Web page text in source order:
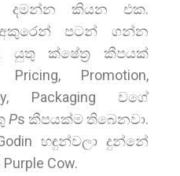
දමන්න කියන එක.
පටන් ගන්න
යුතු ක්ෂේත්‍ර කීපයක්
Promotion,
Packaging වගේ
Ps කීපයක්ම තිබෙනවා.
හඳුන්වලා දුන්නේ
Cow.